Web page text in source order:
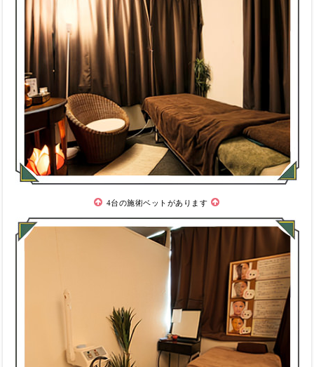
4台の施術ベットがあります